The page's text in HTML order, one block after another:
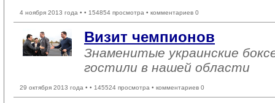
4 ноября 2013 года • • 154854 просмотра • комментариев 0
Визит чемпионов
Знаменитые украинские
гостили в нашей области
29 октября 2013 года • • 145524 просмотра • комментариев 0